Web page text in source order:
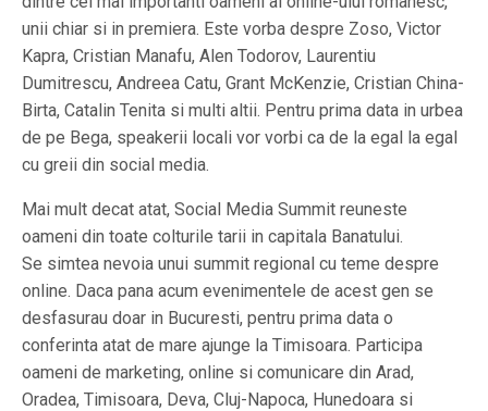
unii chiar si in premiera. Este vorba despre Zoso, Victor
Kapra, Cristian Manafu, Alen Todorov, Laurentiu
Dumitrescu, Andreea Catu, Grant McKenzie, Cristian China-
Birta, Catalin Tenita si multi altii. Pentru prima data in urbea
de pe Bega, speakerii locali vor vorbi ca de la egal la egal
cu greii din social media.
Mai mult decat atat, Social Media Summit reuneste
oameni din toate colturile tarii in capitala Banatului.
Se simtea nevoia unui summit regional cu teme despre
online. Daca pana acum evenimentele de acest gen se
desfasurau doar in Bucuresti, pentru prima data o
conferinta atat de mare ajunge la Timisoara. Participa
oameni de marketing, online si comunicare din Arad,
Oradea, Timisoara, Deva, Cluj-Napoca, Hunedoara si